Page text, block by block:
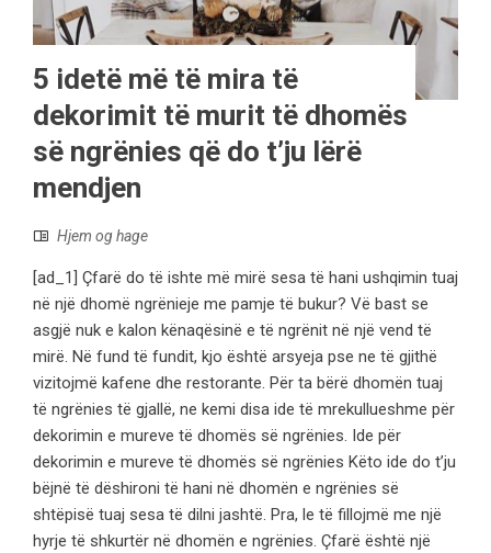
5 idetë më të mira të
dekorimit të murit të dhomës
së ngrënies që do t’ju lërë
mendjen
Hjem og hage
[ad_1] Çfarë do të ishte më mirë sesa të hani ushqimin tuaj
në një dhomë ngrënieje me pamje të bukur? Vë bast se
asgjë nuk e kalon kënaqësinë e të ngrënit në një vend të
mirë. Në fund të fundit, kjo është arsyeja pse ne të gjithë
vizitojmë kafene dhe restorante. Për ta bërë dhomën tuaj
të ngrënies të gjallë, ne kemi disa ide të mrekullueshme për
dekorimin e mureve të dhomës së ngrënies. Ide për
dekorimin e mureve të dhomës së ngrënies Këto ide do t’ju
bëjnë të dëshironi të hani në dhomën e ngrënies së
shtëpisë tuaj sesa të dilni jashtë. Pra, le të fillojmë me një
hyrje të shkurtër në dhomën e ngrënies. Çfarë është një